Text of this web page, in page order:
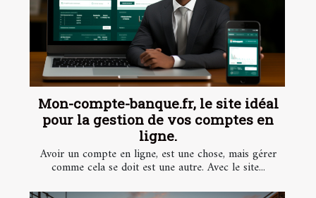
Mon-compte-banque.fr, le site idéal
pour la gestion de vos comptes en
ligne.
Avoir un compte en ligne, est une chose, mais gérer
comme cela se doit est une autre. Avec le site...